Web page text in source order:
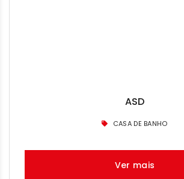
ASD
CASA DE BANHO
Ver mais